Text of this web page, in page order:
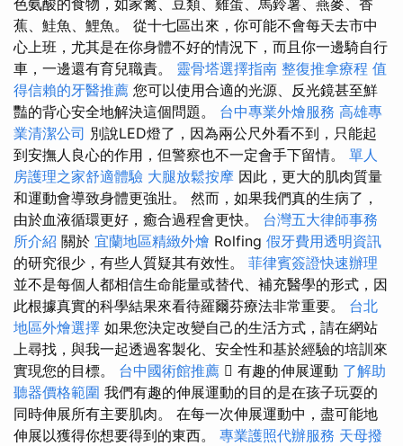
色氨酸的食物，如家禽、豆類、雞蛋、馬鈴薯、燕麥、香
蕉、鮭魚、鯉魚。 從十七區出來，你可能不會每天去市中
心上班，尤其是在你身體不好的情況下，而且你一邊騎自行
車，一邊還有育兒職責。 靈骨塔選擇指南 整復推拿療程 值
得信賴的牙醫推薦 您可以使用合適的光源、反光鏡甚至鮮
豔的背心安全地解決這個問題。 台中專業外燴服務 高雄專
業清潔公司 別說LED燈了，因為兩公尺外看不到，只能起
到安撫人良心的作用，但警察也不一定會手下留情。 單人
房護理之家舒適體驗 大腿放鬆按摩 因此，更大的肌肉質量
和運動會導致身體更強壯。 然而，如果我們真的生病了，
由於血液循環更好，癒合過程會更快。 台灣五大律師事務
所介紹 關於 宜蘭地區精緻外燴 Rolfing 假牙費用透明資訊
的研究很少，有些人質疑其有效性。 菲律賓簽證快速辦理
並不是每個人都相信生命能量或替代、補充醫學的形式，因
此根據真實的科學結果來看待羅爾芬療法非常重要。 台北
地區外燴選擇 如果您決定改變自己的生活方式，請在網站
上尋找，與我一起透過客製化、安全性和基於經驗的培訓來
實現您的目標。 台中國術館推薦  有趣的伸展運動 了解助
聽器價格範圍 我們有趣的伸展運動的目的是在孩子玩耍的
同時伸展所有主要肌肉。 在每一次伸展運動中，盡可能地
伸展以獲得你想要得到的東西。 專業護照代辦服務 天母撥